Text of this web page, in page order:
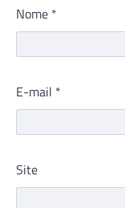
Nome *
E-mail *
Site